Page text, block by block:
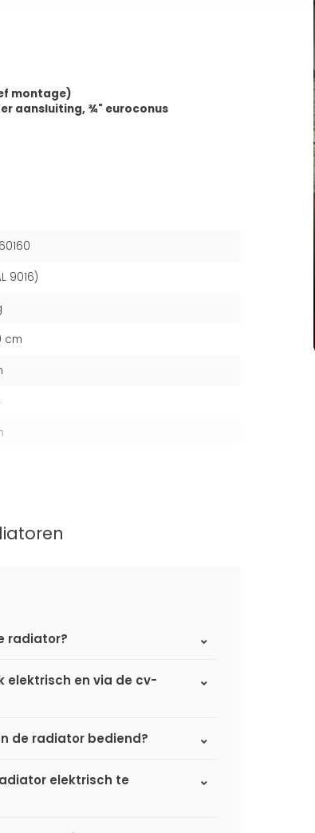
montage)
aansluiting, ¾" euroconus
9016)
cm
radiator?
elektrisch en via de cv-
de radiator bediend?
elektrisch te